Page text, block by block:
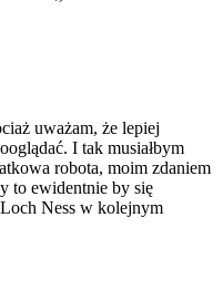
uważam, że lepiej
I tak musiałbym
robota, moim zdaniem
to ewidentnie by się
Ness w kolejnym